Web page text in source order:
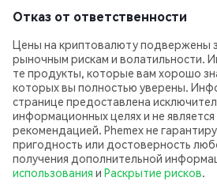
Отказ от ответственности
Цены на криптовалюту подвержены
рыночным рискам и волатильности.
те продукты, которые вам хорошо
которых вы полностью уверены.
странице предоставлена
информационных целях и не
рекомендацией. Phemex не
пригодность или достоверность
получения дополнительной
использования и Раскрытие рисков.